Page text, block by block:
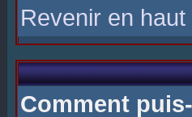
Revenir en haut
Comment